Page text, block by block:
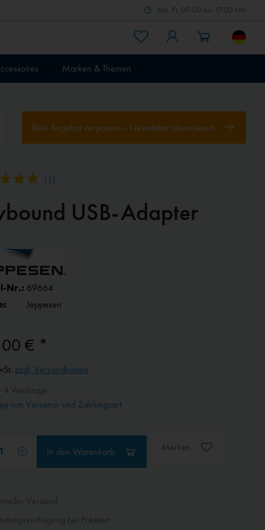
Mo.-Fr. 09:00 bis 17:00 Uhr
Marken & Themen
Kein Angebot verpassen - Newsletter abonnieren
( 1 )
USB-Adapter
Nr.: 69664
Jeppesen
€ *
zzgl. Versandkosten
von Versand- und Zahlungsart
In den Warenkorb Merken